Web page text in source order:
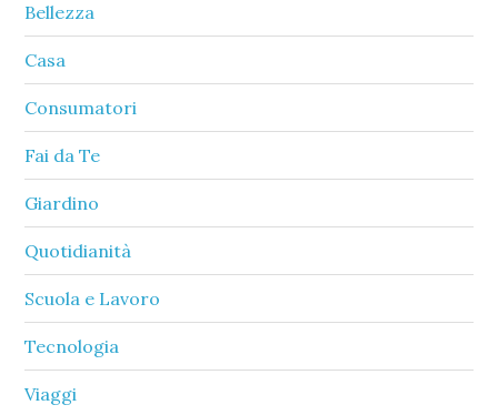
Bellezza
Casa
Consumatori
Fai da Te
Giardino
Quotidianità
Scuola e Lavoro
Tecnologia
Viaggi